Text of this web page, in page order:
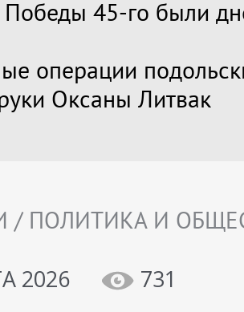
45-го были
операции
Оксаны Литвак
/ ПОЛИТИКА И
2026
731